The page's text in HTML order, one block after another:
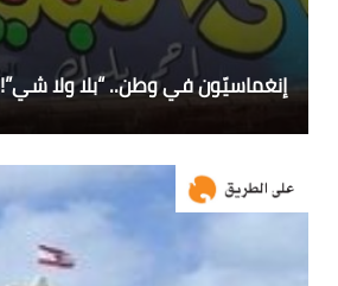
إنغماسيّون في وطن.. “بلا ولا شي”!